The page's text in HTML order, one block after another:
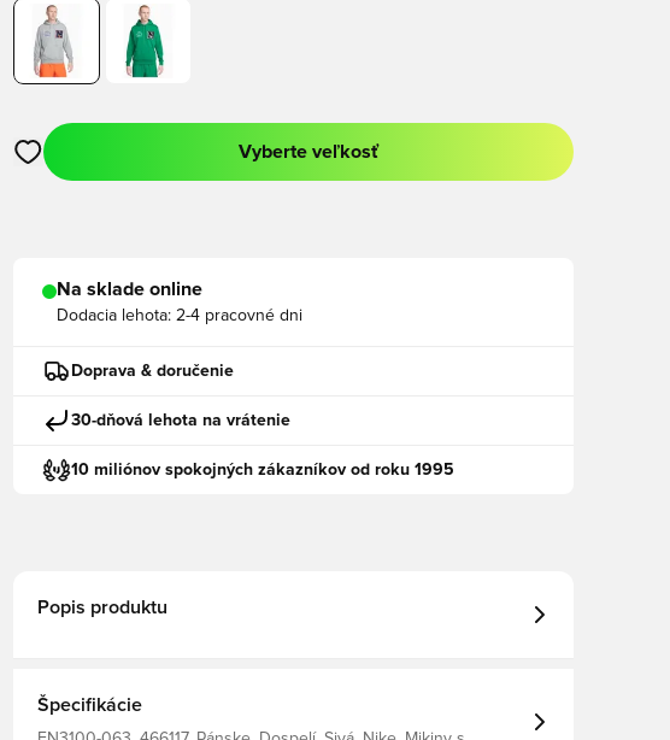
Otvorí modál na prihlásenie alebo registráciu ako člen
Vyberte veľkosť
Na sklade online
Dodacia lehota: 2-4 pracovné dni
Doprava & doručenie
30-dňová lehota na vrátenie
10 miliónov spokojných zákazníkov od roku 1995
Popis produktu
Špecifikácie